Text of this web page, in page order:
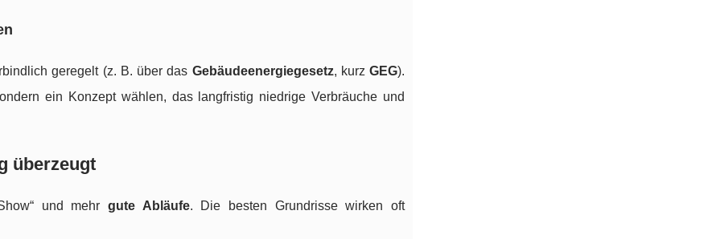
geregelt (z. B. über das Gebäudeenergiegesetz, kurzGEG).
ein Konzept wählen, das langfristig niedrige Verbräuche und
überzeugt
und mehrgute Abläufe. Die besten Grundrisse wirken oft